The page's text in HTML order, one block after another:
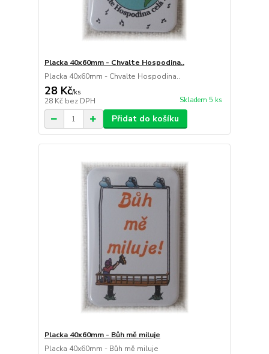
Placka 40x60mm - Chvalte Hospodina..
Placka 40x60mm - Chvalte Hospodina..
28 Kč/ks
28 Kč bez DPH Skladem 5 ks
Přidat do košíku
Placka 40x60mm - Bůh mě miluje
Placka 40x60mm - Bůh mě miluje